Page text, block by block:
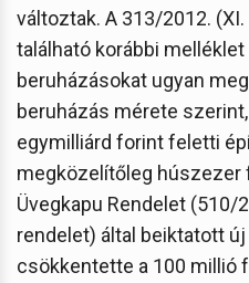
változtak. A 313/2012.
található korábbi
beruházásokat ugyan
beruházás mérete
egymilliárd forint feletti
megközelítőleg húszezer
Üvegkapu Rendelet (510/
rendelet) által beiktatott új
csökkentette a 100 millió